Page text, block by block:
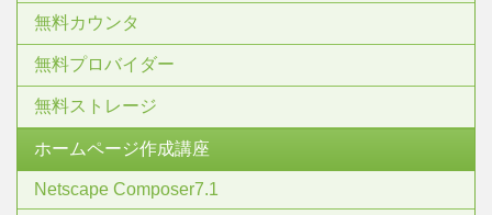
無料カウンタ
無料プロバイダー
無料ストレージ
ホームページ作成講座
Netscape Composer7.1